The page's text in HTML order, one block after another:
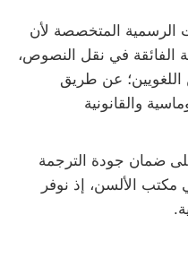
المتخصصة لأن
الفائقة في نقل النصوص،
عن طريق
والقانونية
على ضمان جودة الترجمة
مكتب الألسن، إذ نوفر